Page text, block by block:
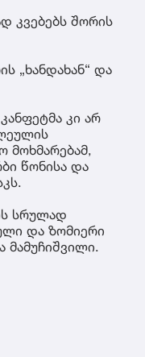
კვებებს შორის
„ხანდახან“ და
კი არ
წონისა და
სრულად
და ზომიერი
მამუჩიშვილი.